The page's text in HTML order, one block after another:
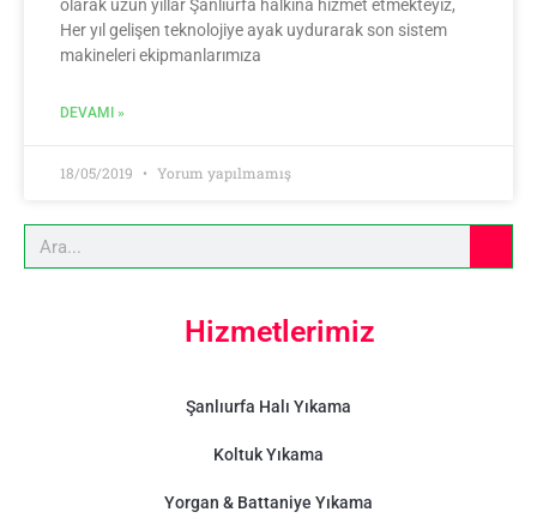
olarak uzun yıllar Şanlıurfa halkına hizmet etmekteyiz,
Her yıl gelişen teknolojiye ayak uydurarak son sistem
makineleri ekipmanlarımıza
DEVAMI »
18/05/2019 Yorum yapılmamış
Hizmetlerimiz
Şanlıurfa Halı Yıkama
Koltuk Yıkama
Yorgan & Battaniye Yıkama